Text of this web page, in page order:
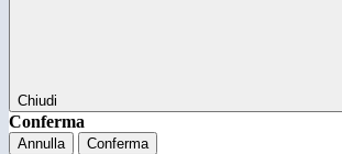
Chiudi
Conferma
Annulla Conferma